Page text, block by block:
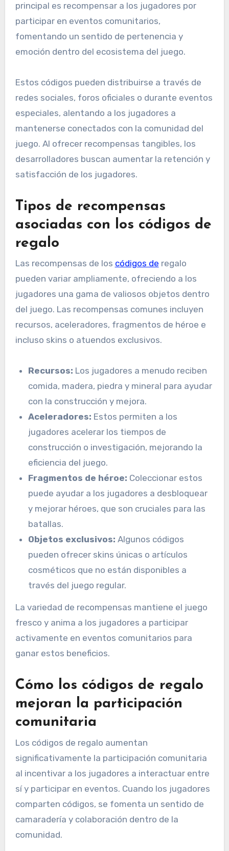
principal es recompensar a los jugadores por
participar en eventos comunitarios,
fomentando un sentido de pertenencia y
emoción dentro del ecosistema del juego.
Estos códigos pueden distribuirse a través de
redes sociales, foros oficiales o durante eventos
especiales, alentando a los jugadores a
mantenerse conectados con la comunidad del
juego. Al ofrecer recompensas tangibles, los
desarrolladores buscan aumentar la retención y
satisfacción de los jugadores.
Tipos de recompensas
asociadas con los códigos de
regalo
Las recompensas de los códigos de regalo
pueden variar ampliamente, ofreciendo a los
jugadores una gama de valiosos objetos dentro
del juego. Las recompensas comunes incluyen
recursos, aceleradores, fragmentos de héroe e
incluso skins o atuendos exclusivos.
Recursos: Los jugadores a menudo reciben
comida, madera, piedra y mineral para ayudar
con la construcción y mejora.
Aceleradores: Estos permiten a los
jugadores acelerar los tiempos de
construcción o investigación, mejorando la
eficiencia del juego.
Fragmentos de héroe: Coleccionar estos
puede ayudar a los jugadores a desbloquear
y mejorar héroes, que son cruciales para las
batallas.
Objetos exclusivos: Algunos códigos
pueden ofrecer skins únicas o artículos
cosméticos que no están disponibles a
través del juego regular.
La variedad de recompensas mantiene el juego
fresco y anima a los jugadores a participar
activamente en eventos comunitarios para
ganar estos beneficios.
Cómo los códigos de regalo
mejoran la participación
comunitaria
Los códigos de regalo aumentan
significativamente la participación comunitaria
al incentivar a los jugadores a interactuar entre
sí y participar en eventos. Cuando los jugadores
comparten códigos, se fomenta un sentido de
camaradería y colaboración dentro de la
comunidad.